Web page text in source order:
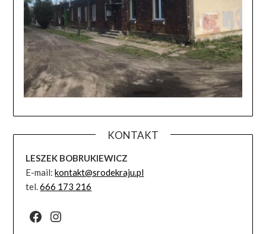
KONTAKT
LESZEK BOBRUKIEWICZ
E-mail:kontakt@srodekraju.pl
tel.666 173 216
Facebook
Instagram